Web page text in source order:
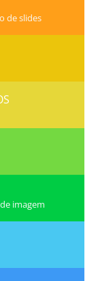
de slides
imagem